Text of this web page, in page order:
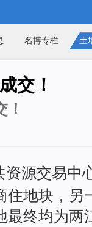
名博专栏 土
交！
源交易中
住地块，另
最终均为两